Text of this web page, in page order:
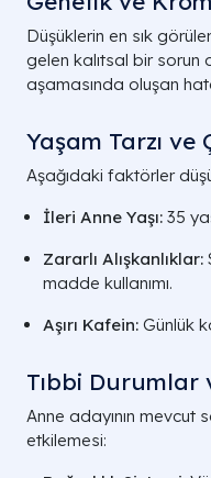
Düşüklerin en sık
gelen kalıtsal bir sorun
aşamasında oluşan
Yaşam Tarzı ve
Aşağıdaki faktörler
İleri Anne Yaşı: 35
Zararlı Alışkanlıklar:
madde kullanımı.
Aşırı Kafein: Günlük
Tıbbi Durumlar
Anne adayının mevcut
etkilemesi: